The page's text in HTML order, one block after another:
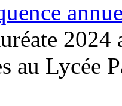
2024
au Lycée